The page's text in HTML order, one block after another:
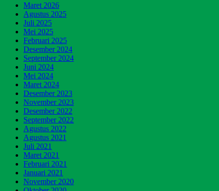
Maret 2026
Agustus 2025
Juli 2025
Mei 2025
Februari 2025
Desember 2024
September 2024
Juni 2024
Mei 2024
Maret 2024
Desember 2023
November 2023
Desember 2022
September 2022
Agustus 2022
Agustus 2021
Juli 2021
Maret 2021
Februari 2021
Januari 2021
November 2020